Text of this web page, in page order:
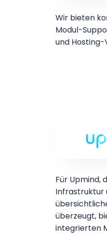
Wir bieten
Modul-
und
Für Upmind,
Infrastruktur
überzeugt,
integrierten